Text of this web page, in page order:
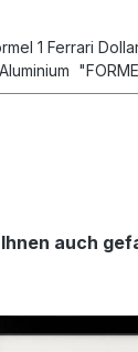
1 Ferrari
auch